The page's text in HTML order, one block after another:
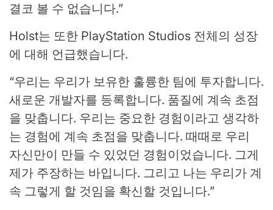
결코 볼 수 없습니다.”
Holst는 또한 PlayStation Studios 전체의 성장
에 대해 언급했습니다.
“우리는 우리가 보유한 훌륭한 팀에 투자합니다.
새로운 개발자를 등록합니다. 품질에 계속 초점
을 맞춥니다. 우리는 중요한 경험이라고 생각하
는 경험에 계속 초점을 맞춥니다. 때때로 우리
자신만이 만들 수 있었던 경험이었습니다. 그게
제가 주장하는 바입니다. 그리고 나는 우리가 계
속 그렇게 할 것임을 확신할 것입니다.”